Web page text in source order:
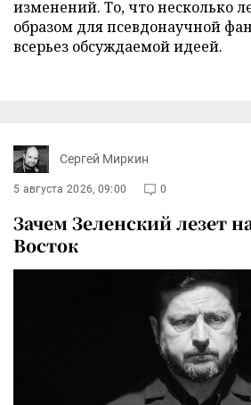
изменений. То, что несколько
образом для псевдонаучной
всерьез обсуждаемой идеей.
Сергей Миркин
5 августа 2026, 09:00 0
Зачем Зеленский лезет
Восток